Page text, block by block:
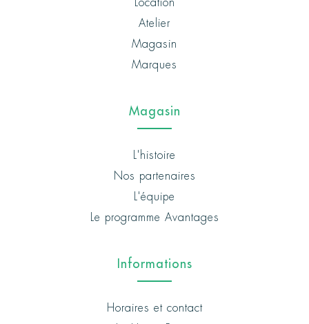
Atelier
Magasin
Marques
Magasin
L'histoire
Nos partenaires
L'équipe
Le programme Avantages
Informations
Horaires et contact